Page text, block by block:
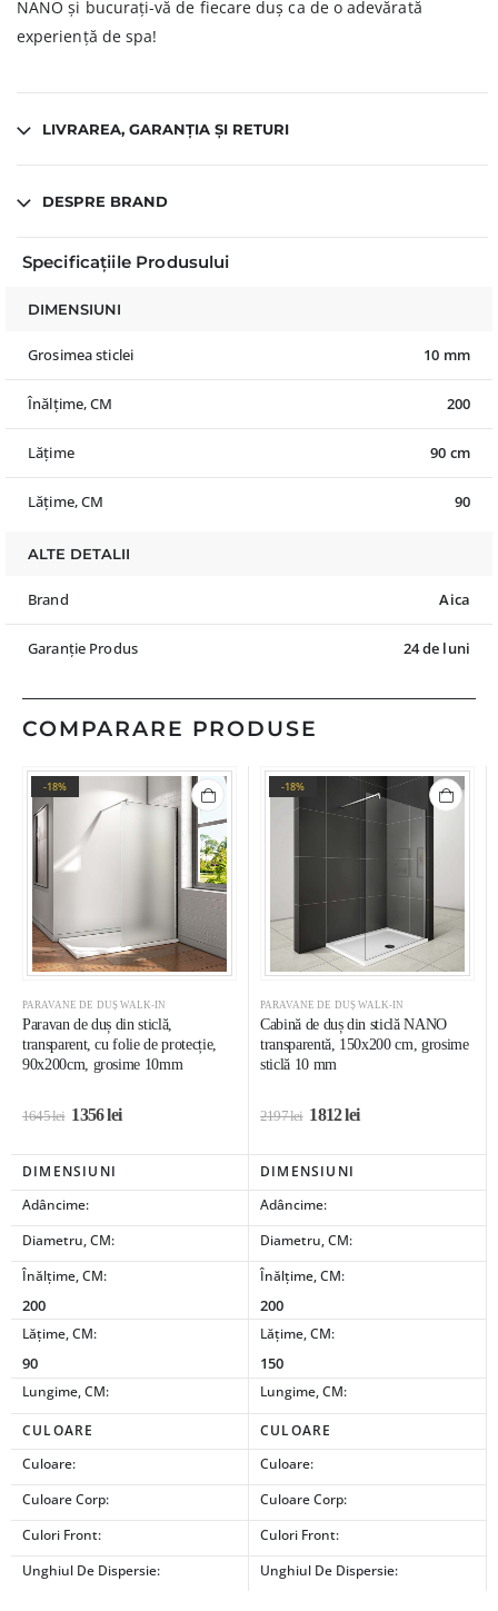
NANO și bucurați-vă de fiecare duș ca de o adevărată
experiență de spa!
LIVRAREA, GARANȚIA ȘI RETURI
DESPRE BRAND
Specificațiile Produsului
DIMENSIUNI
Grosimea sticlei 10 mm
Înălțime, CM 200
Lățime 90 cm
Lățime, CM 90
ALTE DETALII
Brand Aica
Garanție Produs 24 de luni
COMPARARE PRODUSE
-18%
PARAVANE DE DUȘ WALK-IN
Paravan de duș din sticlă,
transparent, cu folie de protecție,
90x200cm, grosime 10mm
1645lei 1356lei
-18%
PARAVANE DE DUȘ WALK-IN
Cabină de duș din sticlă NANO
transparentă, 150x200 cm, grosime
sticlă 10 mm
2197lei 1812lei
DIMENSIUNI
DIMENSIUNI
Adâncime:
Adâncime:
Diametru, CM:
Diametru, CM:
Înălțime, CM:
200
Înălțime, CM:
200
Lățime, CM:
90
Lățime, CM:
150
Lungime, CM: Lungime, CM:
CULOARE
CULOARE
Culoare:
Culoare:
Culoare Corp:
Culoare Corp:
Culori Front:
Culori Front:
Unghiul De Dispersie:
Unghiul De Dispersie: